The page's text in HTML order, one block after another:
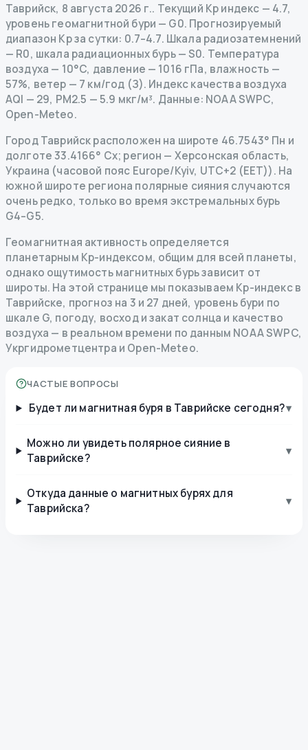
Таврийск, 8 августа 2026 г.. Текущий Kp индекс — 4.7,
уровень геомагнитной бури — G0. Прогнозируемый
диапазон Kp за сутки: 0.7–4.7. Шкала радиозатемнений
— R0, шкала радиационных бурь— S0. Температура
воздуха — 10°C, давление — 1016 гПа, влажность —
57%, ветер — 7 км/год (З). Индекс качества воздуха
AQI — 29, PM2.5 — 5.9 мкг/м³. Данные: NOAA SWPC,
Open-Meteo.
Город Таврийск расположен на широте 46.7543° Пн и
долготе 33.4166° Сх; регион — Херсонская область,
Украина (часовой пояс Europe/Kyiv, UTC+2 (EET)). На
южной широте региона полярные сияния случаются
очень редко, только во время экстремальных бурь
G4–G5.
Геомагнитная активность определяется
планетарным Kp-индексом, общим для всей планеты,
однако ощутимость магнитных бурь зависит от
широты. На этой странице мы показываем Kp-индекс в
Таврийске, прогноз на 3 и 27 дней, уровень бури по
шкале G, погоду, восход и закат солнца и качество
воздуха — в реальном времени по данным NOAA SWPC,
Укргидрометцентра и Open-Meteo.
ЧАСТЫЕ ВОПРОСЫ
Будет ли магнитная буря в Таврийске сегодня?▾
Можно ли увидеть полярное сияние в
Таврийске?
▾
Откуда данные о магнитных бурях для
Таврийска?
▾